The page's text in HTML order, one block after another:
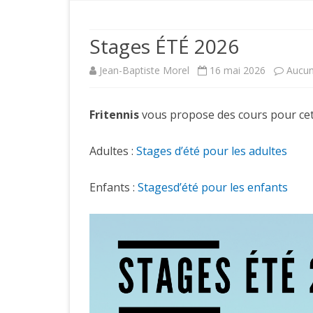
COMITÉ
LICENCES
Stages ÉTÉ 2026
Jean-Baptiste Morel 16 mai 2026
Fritennisvous propose des cours pour
Adultes : Stages d’été pour les adultes
Enfants : Stagesd’été pour les enfants